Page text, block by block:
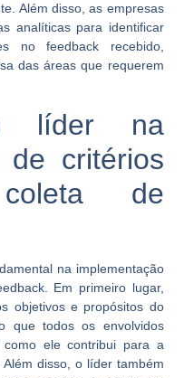
Além disso, as empresas
analíticas para identificar
no feedback recebido,
das áreas que requerem
líder na
de critérios
de
na implementação
Em primeiro lugar,
objetivos e propósitos do
que todos os envolvidos
como ele contribui para a
disso, o líder também